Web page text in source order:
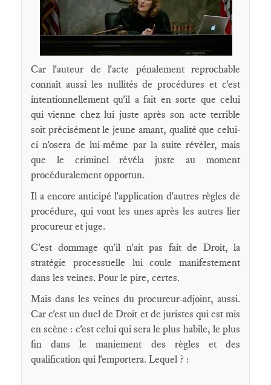
Car l'auteur de l'acte pénalement reprochable
connaît aussi les nullités de procédures et c'est
intentionnellement qu'il a fait en sorte que celui
qui vienne chez lui juste après son acte terrible
soit précisément le jeune amant, qualité que celui-
ci n'osera de lui-même par la suite révéler, mais
que le criminel révéla juste au moment
procéduralement opportun.
Il a encore anticipé l'application d'autres règles de
procédure, qui vont les unes après les autres lier
procureur et juge.
C'est dommage qu'il n'ait pas fait de Droit, la
stratégie processuelle lui coule manifestement
dans les veines. Pour le pire, certes.
Mais dans les veines du procureur-adjoint, aussi.
Car c'est un duel de Droit et de juristes qui est mis
en scène : c'est celui qui sera le plus habile, le plus
fin dans le maniement des règles et des
qualification qui l'emportera. Lequel ? :